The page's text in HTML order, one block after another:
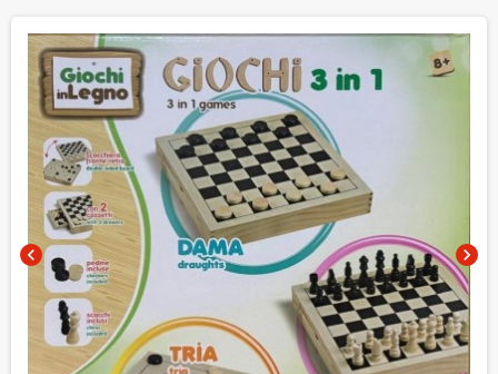
chevron_left chevron_right